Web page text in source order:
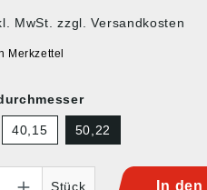
MwSt. zzgl. Versandkosten
Merkzettel
40,15 50,22
Stück
In den